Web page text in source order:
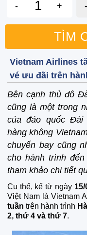
- + -
TÌM
Vietnam Airlines
vé ưu đãi trên
Bên cạnh thủ đô
cũng là một trong
của đảo quốc Đài
hàng không
chuyến bay cũng
cho hành trình đến
tham khảo chi tiết
Cụ thể, kể từ ngày 15/
Việt Nam là Vietnam
tuần trên hành trình
2, thứ 4 và thứ 7.